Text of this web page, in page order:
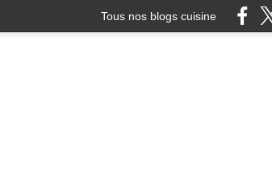
Tous nos blogs cuisine